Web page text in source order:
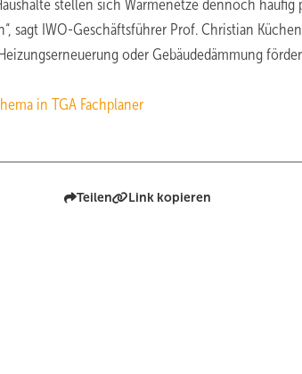
stellen sich Wärmenetze dennoch häufig
sagt IWO-Geschäftsführer Prof. Christian
oder Gebäudedämmung
in TGA Fachplaner
Teilen Link kopieren